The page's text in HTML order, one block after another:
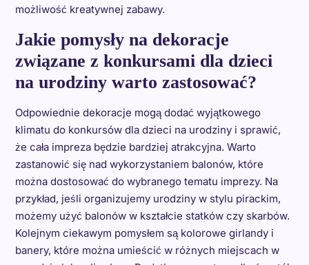
możliwość kreatywnej zabawy.
Jakie pomysły na dekoracje
związane z konkursami dla dzieci
na urodziny warto zastosować?
Odpowiednie dekoracje mogą dodać wyjątkowego
klimatu do konkursów dla dzieci na urodziny i sprawić,
że cała impreza będzie bardziej atrakcyjna. Warto
zastanowić się nad wykorzystaniem balonów, które
można dostosować do wybranego tematu imprezy. Na
przykład, jeśli organizujemy urodziny w stylu pirackim,
możemy użyć balonów w kształcie statków czy skarbów.
Kolejnym ciekawym pomysłem są kolorowe girlandy i
banery, które można umieścić w różnych miejscach w